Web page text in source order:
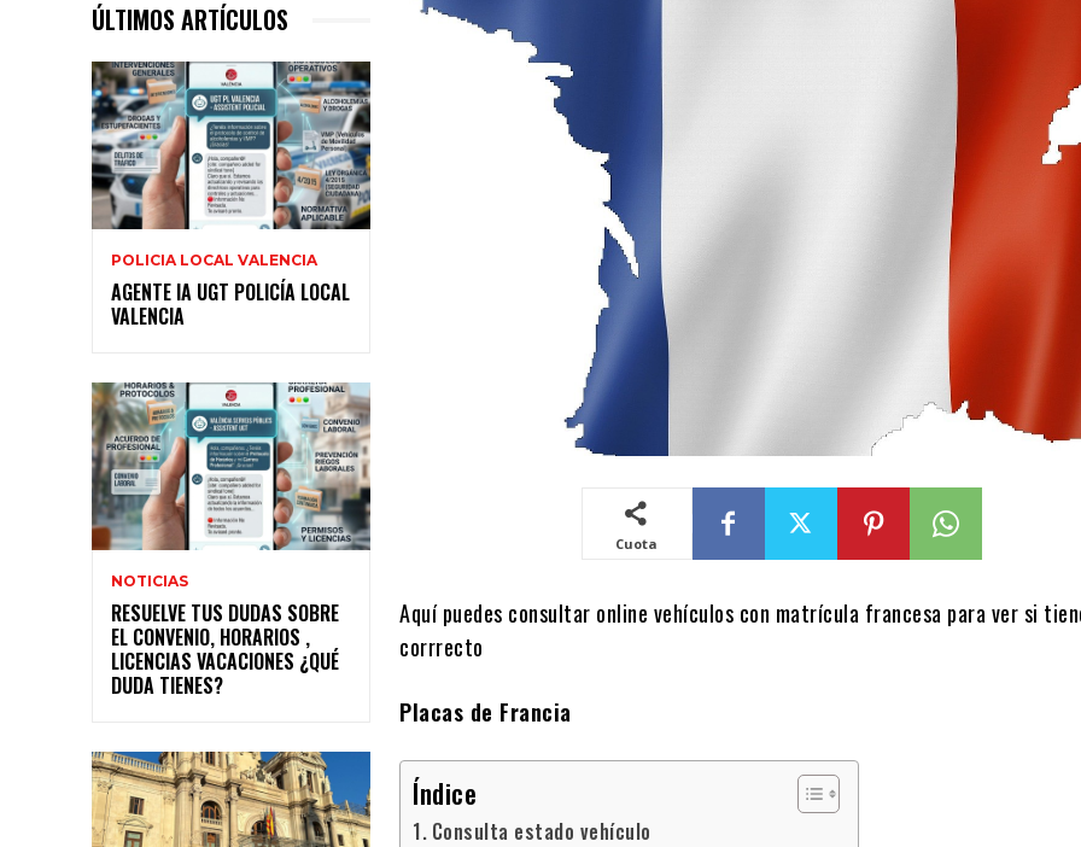
ÚLTIMOS ARTÍCULOS
POLICIA LOCAL VALENCIA
AGENTE IA UGT POLICÍA LOCAL
VALENCIA
NOTICIAS
RESUELVE TUS DUDAS SOBRE
EL CONVENIO, HORARIOS ,
LICENCIAS VACACIONES ¿QUÉ
DUDA TIENES?
Cuota
Aquí puedes consultar online vehículos con matrícula francesa para ver si
corrrecto
Placas de Francia
Índice
Consulta estado vehículo